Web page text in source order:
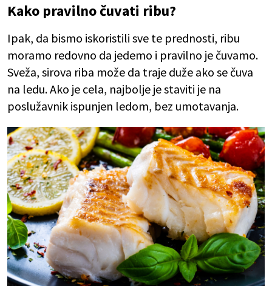
Kako pravilno čuvati ribu?
Ipak, da bismo iskoristili sve te prednosti, ribu
moramo redovno da jedemo i pravilno je čuvamo.
Sveža, sirova riba može da traje duže ako se čuva
na ledu. Ako je cela, najbolje je staviti je na
poslužavnik ispunjen ledom, bez umotavanja.